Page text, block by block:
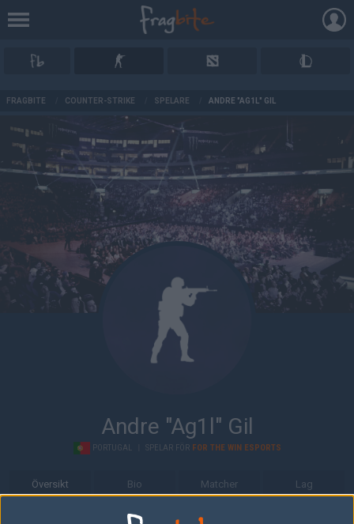
FRAGBITE COUNTER-STRIKE SPELARE ANDRE "AG1L" GIL
Andre "Ag1l" Gil
PORTUGAL SPELAR FÖR FOR THE WIN ESPORTS
Översikt Bio Matcher Lag